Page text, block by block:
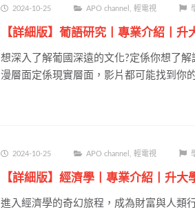
2024-10-25 APO channel 輕電視
【詳細版】葡語研究丨專業介紹丨升
想深入了解葡國深遠的文化?定係你想了
漫層面定係現實層面，影片都可能找到你
2024-10-25 APO channel 輕電視
【詳細版】經濟學丨專業介紹丨升大
進入經濟學的奇幻旅程，成為財富與人類